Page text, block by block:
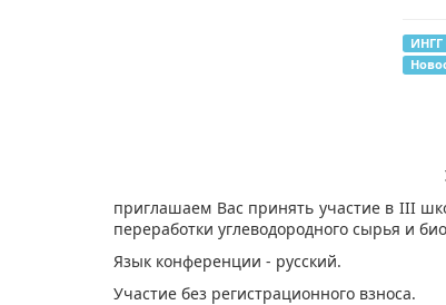
приглашаем Вас принять участие в III
переработки углеводородного сырья и
Язык конференции - русский.
Участие без регистрационного взноса.